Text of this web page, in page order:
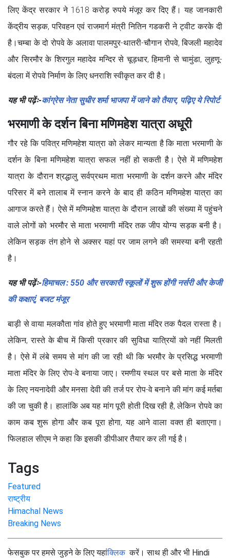
लिए केंद्र सरकार ने 1618 करोड़ रुपये मंजूर कर दिए हैं। यह जानकारी
केंद्रीय सड़क, परिवहन एवं राजमार्ग मंत्री नितिन गडकरी ने ट्वीट करके दी
है।चम्बा के दो रोपवे के अलावा पालमपुर-थातरी-चौगान रोपवे, बिजली महादेव
और सिरमौर के शिरगुल महादेव मन्दिर से चूड़धार, हिमानी से चामुंडा, लुहणू-
बंदला में रोपवे निर्माण के लिए धनराशि स्वीकृत कर दी है।
यह भी पढ़ेंः-कांग्रेस नेता सुधीर शर्मा भाजपा में जाने को तैयार, पढ़िए ये रिपोर्ट
भरमाणी के दर्शन बिना मणिमहेश यात्रा अधूरी
गौर रहे कि पवित्र मणिमहेश यात्रा को लेकर मान्यता है कि माता भरमाणी के
दर्शन के बिना मणिमहेश यात्रा सफल नहीं हो सकती है। ऐसे में मणिमहेश
यात्रा के दौरान श्रद्धालु सर्वप्रथम माता भरमाणी के दर्शन करने और मंदिर
परिसर में बने तालाब में स्नान करने के बाद ही कठिन मणिमहेश यात्रा का
आगाज करते हैं। ऐसे में मणिमहेश यात्रा के दौरान लाखों की संख्या में पहुंचने
वाले लोगों को भरमौर से माता भरमाणी मंदिर तक जीप योग्य सड़क बनी है।
लेकिन सड़क तंग होने से अक्सर यहां पर जाम लगने की समस्या बनी रहती
है।
यह भी पढ़ेंः-हिमाचल : 550 और सरकारी स्कूलों में शुरू होंगी नर्सरी और केजी
की कक्षाएं, बजट मंजूर
बाड़ी से वाया मलकौता गांव होते हुए भरमाणी माता मंदिर तक पैदल रास्ता है।
लेकिन, रास्ते के बीच में किसी प्रकार की सुविधा यात्रियों को नहीं मिलती
है। ऐसे में लंबे समय से मांग की जा रही थी कि भरमौर के प्रसिद्ध भरमाणी
माता मंदिर के लिए रोप-वे बनाया जाए। रमणीय स्थल पर बसे माता के मंदिर
के लिए नयनादेवी और मनसा देवी की तर्ज पर रोप-वे बनाने की मांग कई मर्तबा
की जा चुकी है। हालांकि अब यह मांग पूरी होती दिख रही है, लेकिन रोपवे का
काम कब शुरू होगा और कब पूरा होगा, यह आने वाला वक्त ही बताएगा।
फिलहाल सीएम ने कहा कि इसकी डीपीआर तैयार कर ली गई है।
Tags
Featured
राष्ट्रीय
Himachal News
Breaking News
फेसबुक पर हमसे जुड़ने के लिए यहांक्लिककरें। साथ ही और भी Hindi